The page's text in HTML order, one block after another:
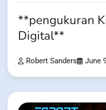
**pengukuran
Digital**
Robert Sanders June